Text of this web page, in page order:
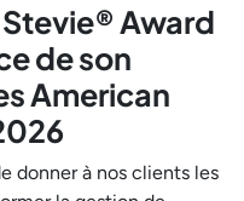
Award
de son
American
donner à nos clients les